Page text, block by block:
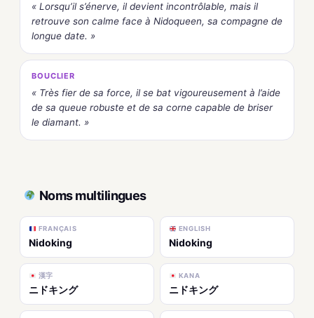
« Lorsqu’il s’énerve, il devient incontrôlable, mais il
retrouve son calme face à Nidoqueen, sa compagne de
longue date. »
BOUCLIER
« Très fier de sa force, il se bat vigoureusement à l’aide
de sa queue robuste et de sa corne capable de briser
le diamant. »
Noms multilingues
FRANÇAIS
Nidoking
ENGLISH
Nidoking
漢字
ニドキング
KANA
ニドキング